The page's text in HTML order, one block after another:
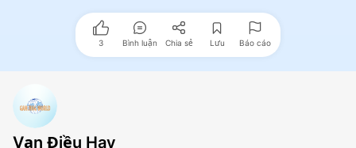
3 Bình luận Chia sẻ Lưu Báo cáo
Vạn Điều Hay